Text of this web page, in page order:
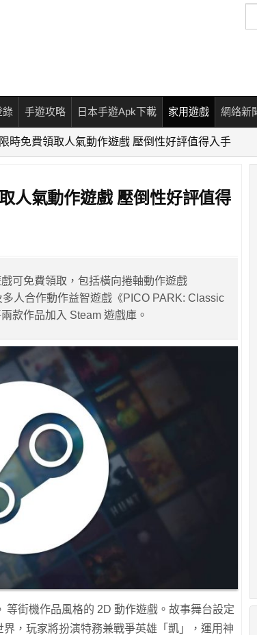
尋
錄 手遊攻略 日本手遊Apk下載 家用遊戲 網絡新
時免費領取人氣動作遊戲 壓倒性好評值得入手
人氣動作遊戲 壓倒性好評值得
可免費領取，包括橫向捲軸動作遊戲
多人合作動作益智遊戲《PICO PARK: Classic
款作品加入 Steam 遊戲庫。
等街機作品風格的 2D 動作遊戲。故事舞台設定
，玩家將扮演特務兼戰爭英雄「凱」，運用神